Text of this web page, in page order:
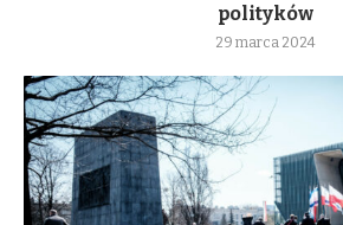
polityków
29 marca 2024